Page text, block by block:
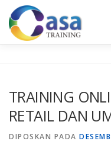
Lompat
konten
KONTAK KAMI
TRAINING
RETAIL DAN
DIPOSKAN PADA